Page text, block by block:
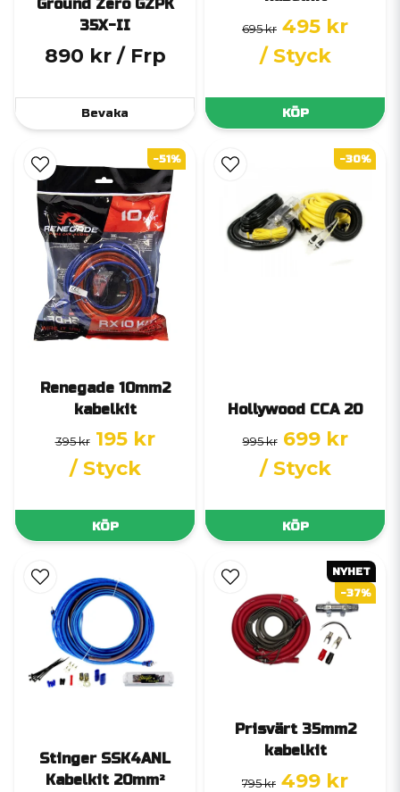
Ground Zero GZPK
35X-II
890 kr / Frp
Bevaka
695 kr 495 kr
/ Styck
KÖP
Renegade 10mm2
kabelkit
395 kr 195 kr
/ Styck
KÖP
-51%
Hollywood CCA 20
995 kr 699 kr
/ Styck
KÖP
-30%
Stinger SSK4ANL
Kabelkit 20mm²
Prisvärt 35mm2
kabelkit
795 kr 499 kr
NYHET
-37%